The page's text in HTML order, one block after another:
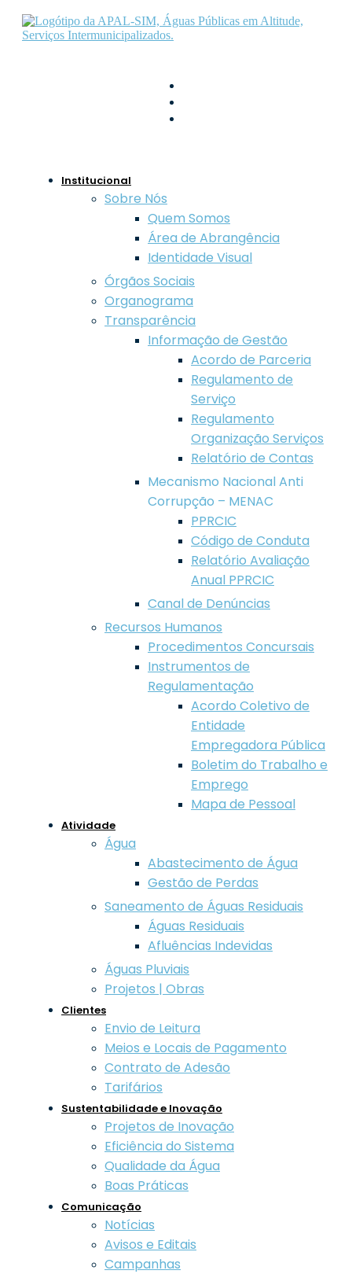
Institucional
Sobre Nós
Quem Somos
Área de Abrangência
Identidade Visual
Órgãos Sociais
Organograma
Transparência
Informação de Gestão
Acordo de Parceria
Regulamento de
Serviço
Regulamento
Organização Serviços
Relatório de Contas
Mecanismo Nacional Anti
Corrupção – MENAC
PPRCIC
Código de Conduta
Relatório Avaliação
Anual PPRCIC
Canal de Denúncias
Recursos Humanos
Procedimentos Concursais
Instrumentos de
Regulamentação
Acordo Coletivo de
Entidade
Empregadora Pública
Boletim do Trabalho e
Emprego
Mapa de Pessoal
Atividade
Água
Abastecimento de Água
Gestão de Perdas
Saneamento de Águas Residuais
Águas Residuais
Afluências Indevidas
Águas Pluviais
Projetos | Obras
Clientes
Envio de Leitura
Meios e Locais de Pagamento
Contrato de Adesão
Tarifários
Sustentabilidade e Inovação
Projetos de Inovação
Eficiência do Sistema
Qualidade da Água
Boas Práticas
Comunicação
Notícias
Avisos e Editais
Campanhas